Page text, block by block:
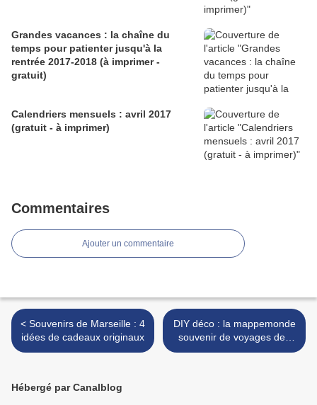
Grandes vacances : la chaîne du
temps pour patienter jusqu'à la
rentrée 2017-2018 (à imprimer -
gratuit)
Calendriers mensuels : avril 2017
(gratuit - à imprimer)
Commentaires
Ajouter un commentaire
< Souvenirs de Marseille : 4
idées de cadeaux originaux
DIY déco : la mappemonde
souvenir de voyages des
globe-trotters >
Hébergé par Canalblog